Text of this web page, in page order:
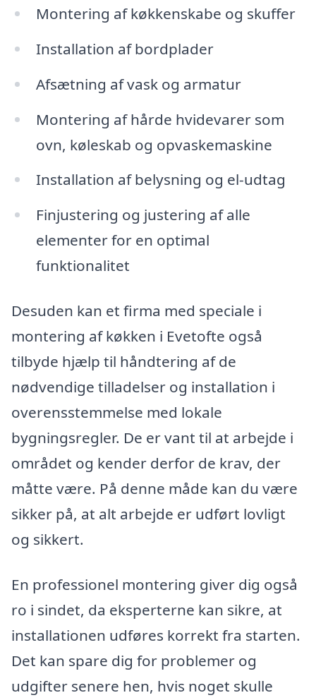
Montering af køkkenskabe og skuffer
Installation af bordplader
Afsætning af vask og armatur
Montering af hårde hvidevarer som
ovn, køleskab og opvaskemaskine
Installation af belysning og el-udtag
Finjustering og justering af alle
elementer for en optimal
funktionalitet
Desuden kan et firma med speciale i
montering af køkken i Evetofte også
tilbyde hjælp til håndtering af de
nødvendige tilladelser og installation i
overensstemmelse med lokale
bygningsregler. De er vant til at arbejde i
området og kender derfor de krav, der
måtte være. På denne måde kan du være
sikker på, at alt arbejde er udført lovligt
og sikkert.
En professionel montering giver dig også
ro i sindet, da eksperterne kan sikre, at
installationen udføres korrekt fra starten.
Det kan spare dig for problemer og
udgifter senere hen, hvis noget skulle